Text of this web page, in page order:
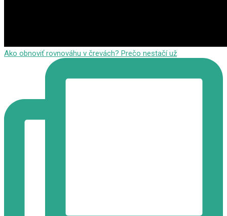
Ako obnoviť rovnováhu v črevách?⁠ Prečo nestačí už